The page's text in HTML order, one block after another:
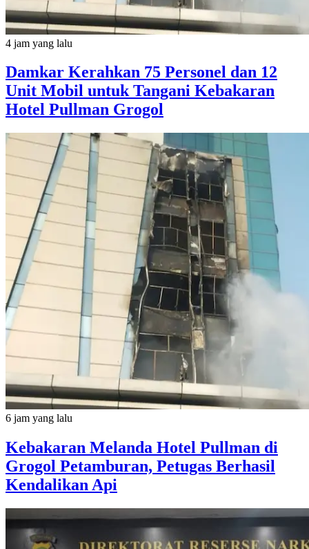
4 jam yang lalu
Damkar Kerahkan 75 Personel dan 12
Unit Mobil untuk Tangani Kebakaran
Hotel Pullman Grogol
6 jam yang lalu
Kebakaran Melanda Hotel Pullman di
Grogol Petamburan, Petugas Berhasil
Kendalikan Api